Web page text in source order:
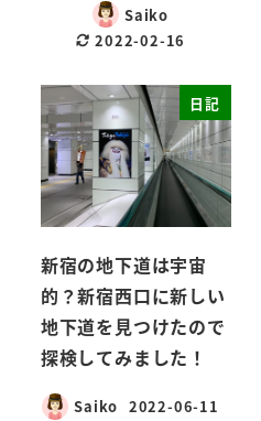
Saiko
2022-02-16
日記
新宿の地下道は宇宙
的？新宿西口に新しい
地下道を見つけたので
探検してみました！
Saiko 2022-06-11